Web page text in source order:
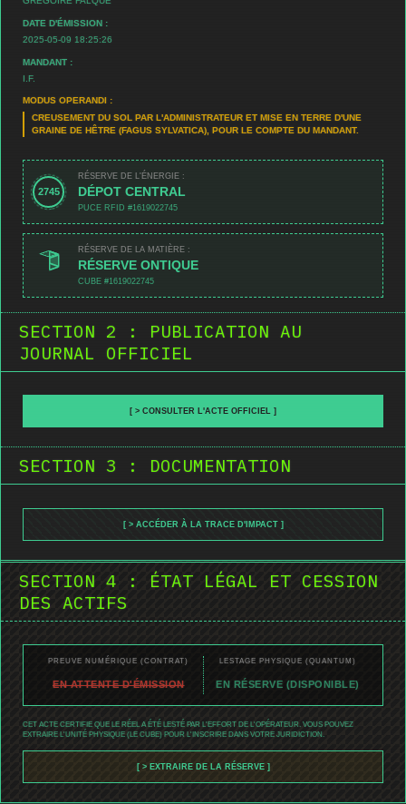
DATE D'ÉMISSION :
2025-05-09 18:25:26
MANDANT :
I.F.
MODUS OPERANDI :
CREUSEMENT DU SOL PAR L'ADMINISTRATEUR ET MISE EN TERRE D'UNE
GRAINE DE HÊTRE (FAGUS SYLVATICA), POUR LE COMPTE DU MANDANT.
2745
RÉSERVE DE L'ÉNERGIE :
DÉPOT CENTRAL
PUCE RFID #1619022745
RÉSERVE DE LA MATIÈRE :
RÉSERVE ONTIQUE
CUBE #1619022745
SECTION 2 : PUBLICATION AU
JOURNAL OFFICIEL
[ > CONSULTER L'ACTE OFFICIEL ]
SECTION 3 : DOCUMENTATION
[ > ACCÉDER À LA TRACE D'IMPACT ]
SECTION 4 : ÉTAT LÉGAL ET CESSION
DES ACTIFS
PREUVE NUMÉRIQUE (CONTRAT)
EN ATTENTE D'ÉMISSION
LESTAGE PHYSIQUE (QUANTUM)
EN RÉSERVE (DISPONIBLE)
CET ACTE CERTIFIE QUE LE RÉEL A ÉTÉ LESTÉ PAR L'EFFORT DE L'OPÉRATEUR. VOUS POUVEZ
EXTRAIRE L'UNITÉ PHYSIQUE (LE CUBE) POUR L'INSCRIRE DANS VOTRE JURIDICTION.
[ > EXTRAIRE DE LA RÉSERVE ]